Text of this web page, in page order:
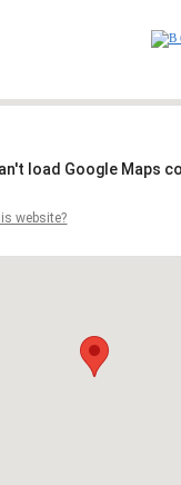
load Google Maps
website?